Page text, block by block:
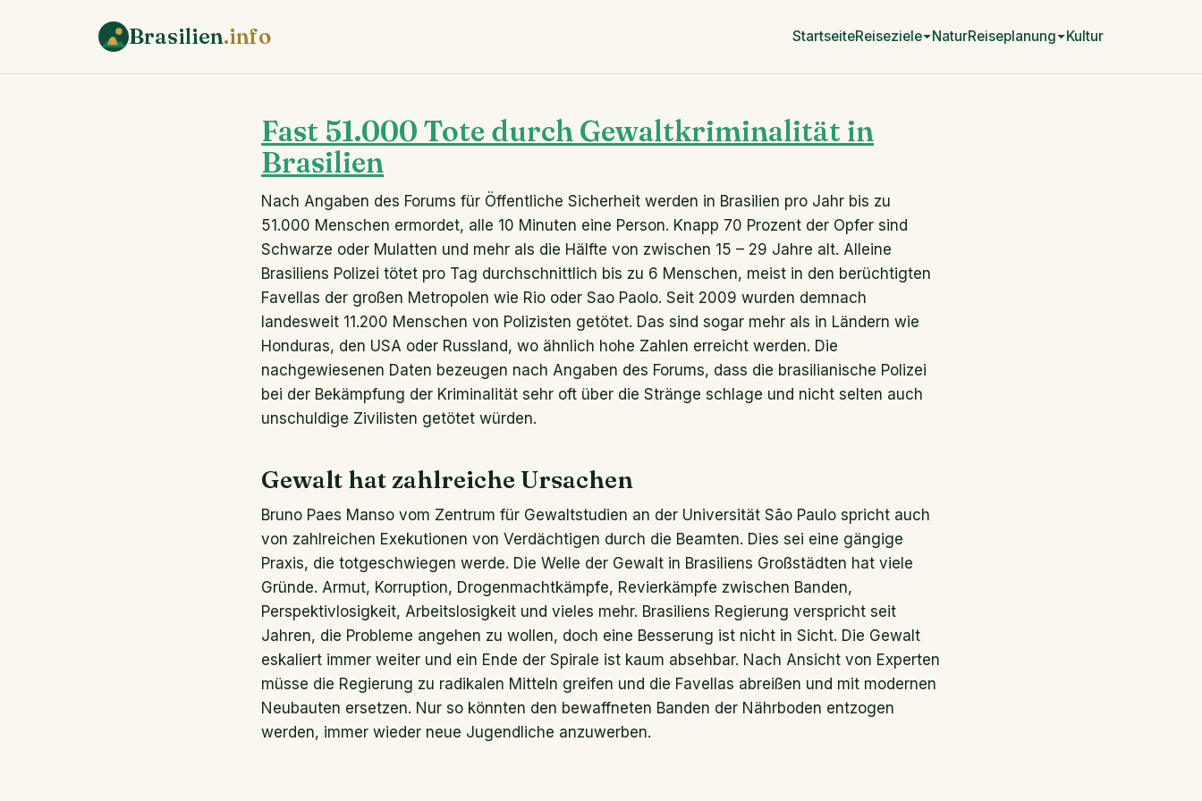
Brasilien.info StartseiteReiseziele NaturReiseplanung Kultur
Fast 51.000 Tote durch Gewaltkriminalität in
Brasilien
Nach Angaben des Forums für Öffentliche Sicherheit werden in Brasilien pro Jahr bis zu
51.000 Menschen ermordet, alle 10 Minuten eine Person. Knapp 70 Prozent der Opfer sind
Schwarze oder Mulatten und mehr als die Hälfte von zwischen 15 – 29 Jahre alt. Alleine
Brasiliens Polizei tötet pro Tag durchschnittlich bis zu 6 Menschen, meist in den berüchtigten
Favellas der großen Metropolen wie Rio oder Sao Paolo. Seit 2009 wurden demnach
landesweit 11.200 Menschen von Polizisten getötet. Das sind sogar mehr als in Ländern wie
Honduras, den USA oder Russland, wo ähnlich hohe Zahlen erreicht werden. Die
nachgewiesenen Daten bezeugen nach Angaben des Forums, dass die brasilianische Polizei
bei der Bekämpfung der Kriminalität sehr oft über die Stränge schlage und nicht selten auch
unschuldige Zivilisten getötet würden.
Gewalt hat zahlreiche Ursachen
Bruno Paes Manso vom Zentrum für Gewaltstudien an der Universität São Paulo spricht auch
von zahlreichen Exekutionen von Verdächtigen durch die Beamten. Dies sei eine gängige
Praxis, die totgeschwiegen werde. Die Welle der Gewalt in Brasiliens Großstädten hat viele
Gründe. Armut, Korruption, Drogenmachtkämpfe, Revierkämpfe zwischen Banden,
Perspektivlosigkeit, Arbeitslosigkeit und vieles mehr. Brasiliens Regierung verspricht seit
Jahren, die Probleme angehen zu wollen, doch eine Besserung ist nicht in Sicht. Die Gewalt
eskaliert immer weiter und ein Ende der Spirale ist kaum absehbar. Nach Ansicht von Experten
müsse die Regierung zu radikalen Mitteln greifen und die Favellas abreißen und mit modernen
Neubauten ersetzen. Nur so könnten den bewaffneten Banden der Nährboden entzogen
werden, immer wieder neue Jugendliche anzuwerben.